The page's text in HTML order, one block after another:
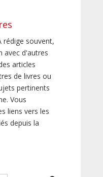
rédige souvent,
avec d'autres
articles
de livres ou
pertinents
Vous
liens vers les
depuis la